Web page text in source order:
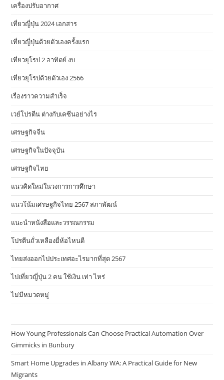
เครื่องปรับอากาศ
เที่ยวญี่ปุ่น 2024 เอกสาร
เที่ยวญี่ปุ่นด้วยตัวเองครั้งแรก
เที่ยวยุโรป 2 อาทิตย์ งบ
เที่ยวยุโรปด้วยตัวเอง 2566
เรื่องราวความสำเร็จ
เวย์โปรตีน ต่างกับเคซีนอย่างไร
เศรษฐกิจจีน
เศรษฐกิจในปัจจุบัน
เศรษฐกิจไทย
แนวคิดใหม่ในวงการการศึกษา
แนวโน้มเศรษฐกิจไทย 2567 สภาพัฒน์
แนะนำหนังสือและวรรณกรรม
โปรตีนถั่วเหลืองยี่ห้อไหนดี
ไทยส่งออกไปประเทศอะไรมากที่สุด 2567
ไปเที่ยวญี่ปุ่น 2 คน ใช้เงิน เท่า ไหร่
ไม่มีหมวดหมู่
How Young Professionals Can Choose Practical Automation Over
Gimmicks in Bunbury
Smart Home Upgrades in Albany WA: A Practical Guide for New
Migrants